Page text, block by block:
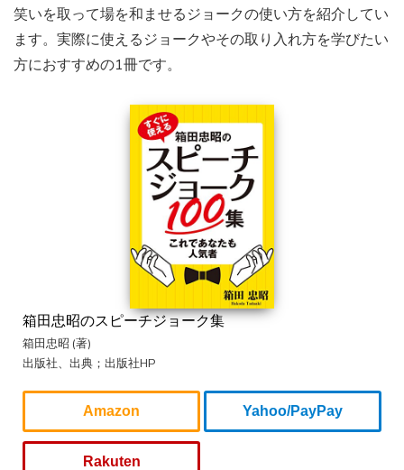
笑いを取って場を和ませるジョークの使い方を紹介してい
ます。実際に使えるジョークやその取り入れ方を学びたい
方におすすめの1冊です。
箱田忠昭のスピーチジョーク集
箱田忠昭 (著)
出版社、出典；出版社HP
Amazon Yahoo/PayPay
Rakuten